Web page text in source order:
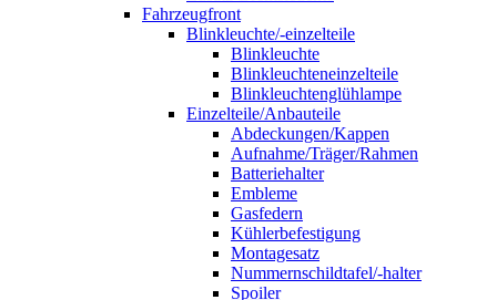
Fahrzeugfront
Blinkleuchte/-einzelteile
Blinkleuchte
Blinkleuchteneinzelteile
Blinkleuchtenglühlampe
Einzelteile/Anbauteile
Abdeckungen/Kappen
Aufnahme/Träger/Rahmen
Batteriehalter
Embleme
Gasfedern
Kühlerbefestigung
Montagesatz
Nummernschildtafel/-halter
Spoiler